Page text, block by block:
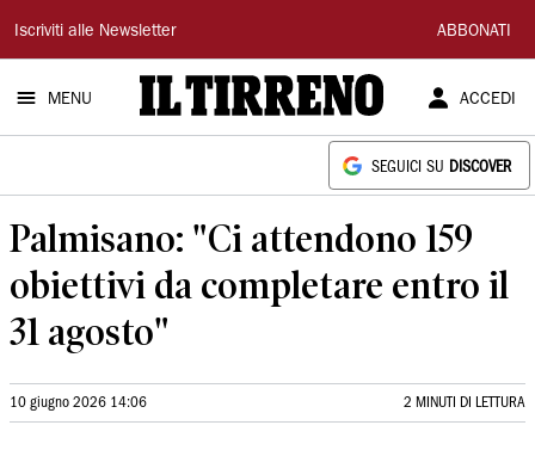
Il
Tirreno
Iscriviti alle Newsletter ABBONATI
MENU ACCEDI
SEGUICI SU DISCOVER
Palmisano: "Ci attendono 159
obiettivi da completare entro il
31 agosto"
10 giugno 2026 14:06 2 MINUTI DI LETTURA